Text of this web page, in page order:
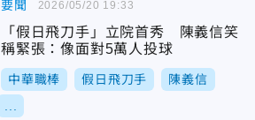
要聞
「假日飛刀手」立院首秀 陳義信笑
稱緊張：像面對5萬人投球
中華職棒 假日飛刀手 陳義信
2026/05/20 19:33